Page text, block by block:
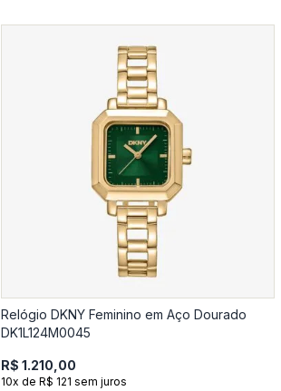
Relógio DKNY Feminino em Aço Dourado
DK1L124M0045
R$ 1.210,00
10x de R$ 121 sem juros